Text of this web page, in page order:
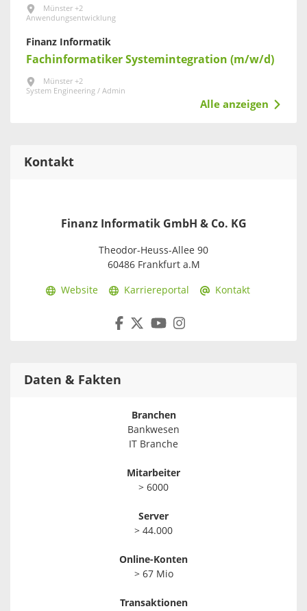
Münster +2
Anwendungsentwicklung
Finanz Informatik
Fachinformatiker Systemintegration (m/w/d)
Münster +2
System Engineering / Admin
Alle anzeigen
Kontakt
Finanz Informatik GmbH & Co. KG
Theodor-Heuss-Allee 90
60486 Frankfurt a.M
Website Karriereportal Kontakt
Daten & Fakten
Branchen
Bankwesen
IT Branche
Mitarbeiter
> 6000
Server
> 44.000
Online-Konten
> 67 Mio
Transaktionen